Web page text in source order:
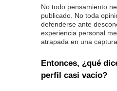
No todo pensamiento
publicado. No toda
defenderse ante
experiencia personal
atrapada en una
Entonces, ¿qué
perfil casi vacío?